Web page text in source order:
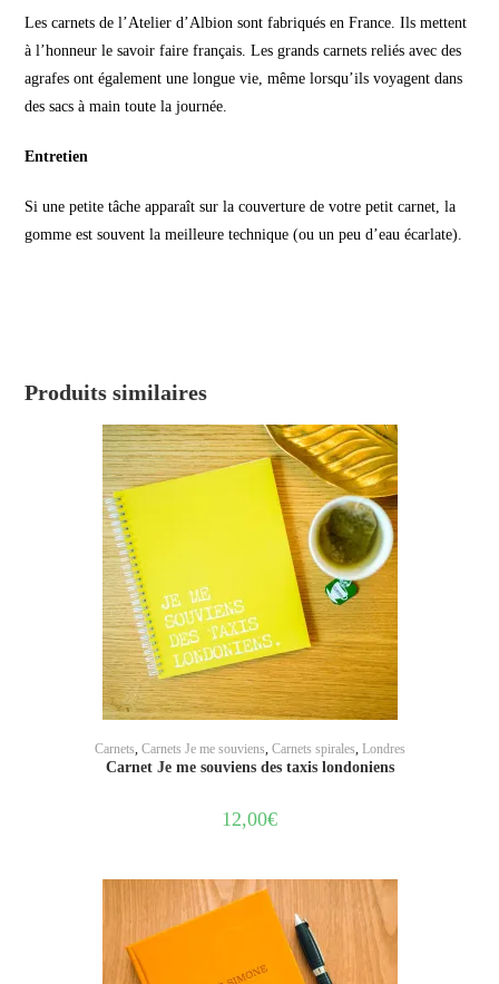
Les carnets de l’Atelier d’Albion sont fabriqués en France. Ils mettent
à l’honneur le savoir faire français. Les grands carnets reliés avec des
agrafes ont également une longue vie, même lorsqu’ils voyagent dans
des sacs à main toute la journée.
Entretien
Si une petite tâche apparaît sur la couverture de votre petit carnet, la
gomme est souvent la meilleure technique (ou un peu d’eau écarlate).
Produits similaires
AJOUTER AU PANIER
Carnets, Carnets Je me souviens, Carnets spirales, Londres
Carnet Je me souviens des taxis londoniens
12,00€